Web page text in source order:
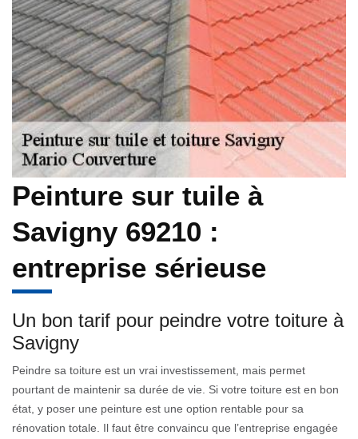
Peinture sur tuile à
Savigny 69210 :
entreprise sérieuse
Un bon tarif pour peindre votre toiture à
Savigny
Peindre sa toiture est un vrai investissement, mais permet
pourtant de maintenir sa durée de vie. Si votre toiture est en bon
état, y poser une peinture est une option rentable pour sa
rénovation totale. Il faut être convaincu que l’entreprise engagée